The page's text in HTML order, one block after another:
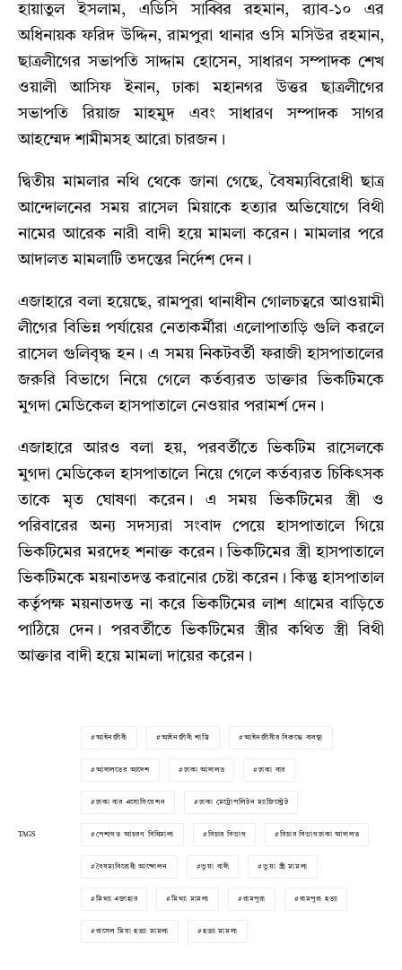
হায়াতুল ইসলাম, এডিসি সাব্বির রহমান, র‌্যাব-১০ এর
অধিনায়ক ফরিদ উদ্দিন, রামপুরা থানার ওসি মসিউর রহমান,
ছাত্রলীগের সভাপতি সাদ্দাম হোসেন, সাধারণ সম্পাদক শেখ
ওয়ালী আসিফ ইনান, ঢাকা মহানগর উত্তর ছাত্রলীগের
সভাপতি রিয়াজ মাহমুদ এবং সাধারণ সম্পাদক সাগর
আহম্মেদ শামীমসহ আরো চারজন।
দ্বিতীয় মামলার নথি থেকে জানা গেছে, বৈষম্যবিরোধী ছাত্র
আন্দোলনের সময় রাসেল মিয়াকে হত্যার অভিযোগে বিথী
নামের আরেক নারী বাদী হয়ে মামলা করেন। মামলার পরে
আদালত মামলাটি তদন্তের নির্দেশ দেন।
এজাহারে বলা হয়েছে, রামপুরা থানাধীন গোলচত্বরে আওয়ামী
লীগের বিভিন্ন পর্যায়ের নেতাকর্মীরা এলোপাতাড়ি গুলি করলে
রাসেল গুলিবৃদ্ধ হন। এ সময় নিকটবর্তী ফরাজী হাসপাতালের
জরুরি বিভাগে নিয়ে গেলে কর্তব্যরত ডাক্তার ভিকটিমকে
মুগদা মেডিকেল হাসপাতালে নেওয়ার পরামর্শ দেন।
এজাহারে আরও বলা হয়, পরবর্তীতে ভিকটিম রাসেলকে
মুগদা মেডিকেল হাসপাতালে নিয়ে গেলে কর্তব্যরত চিকিৎসক
তাকে মৃত ঘোষণা করেন। এ সময় ভিকটিমের স্ত্রী ও
পরিবারের অন্য সদস্যরা সংবাদ পেয়ে হাসপাতালে গিয়ে
ভিকটিমের মরদেহ শনাক্ত করেন। ভিকটিমের স্ত্রী হাসপাতালে
ভিকটিমকে ময়নাতদন্ত করানোর চেষ্টা করেন। কিন্তু হাসপাতাল
কর্তৃপক্ষ ময়নাতদন্ত না করে ভিকটিমের লাশ গ্রামের বাড়িতে
পাঠিয়ে দেন। পরবর্তীতে ভিকটিমের স্ত্রীর কথিত স্ত্রী বিথী
আক্তার বাদী হয়ে মামলা দায়ের করেন।
TAGS
আইনজীবী আইনজীবী শাস্তি আইনজীবীর বিরুদ্ধে ব্যবস্থা
আদালতের আদেশ ঢাকা আদালত ঢাকা বার
ঢাকা বার এসোসিয়েশন ঢাকা মেট্রোপলিটন ম্যাজিস্ট্রেট
পেশাগত আচরণ বিধিমালা বিচার বিভাগ বিচার বিভাগঢাকা আদালত
বৈষম্যবিরোধী আন্দোলন ভুয়া বাদী ভুয়া স্ত্রী মামলা
মিথ্যা এজাহার মিথ্যা মামলা রামপুরা রামপুরা হত্যা
রাসেল মিয়া হত্যা মামলা হত্যা মামলা